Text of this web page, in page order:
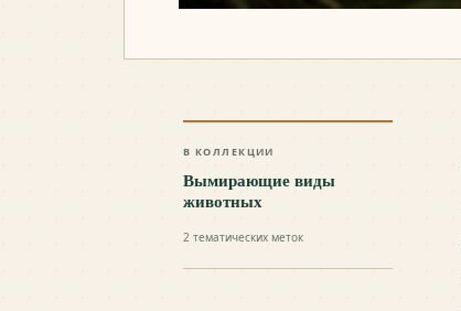
В КОЛЛЕКЦИИ
Вымирающие виды
животных
2 тематических меток